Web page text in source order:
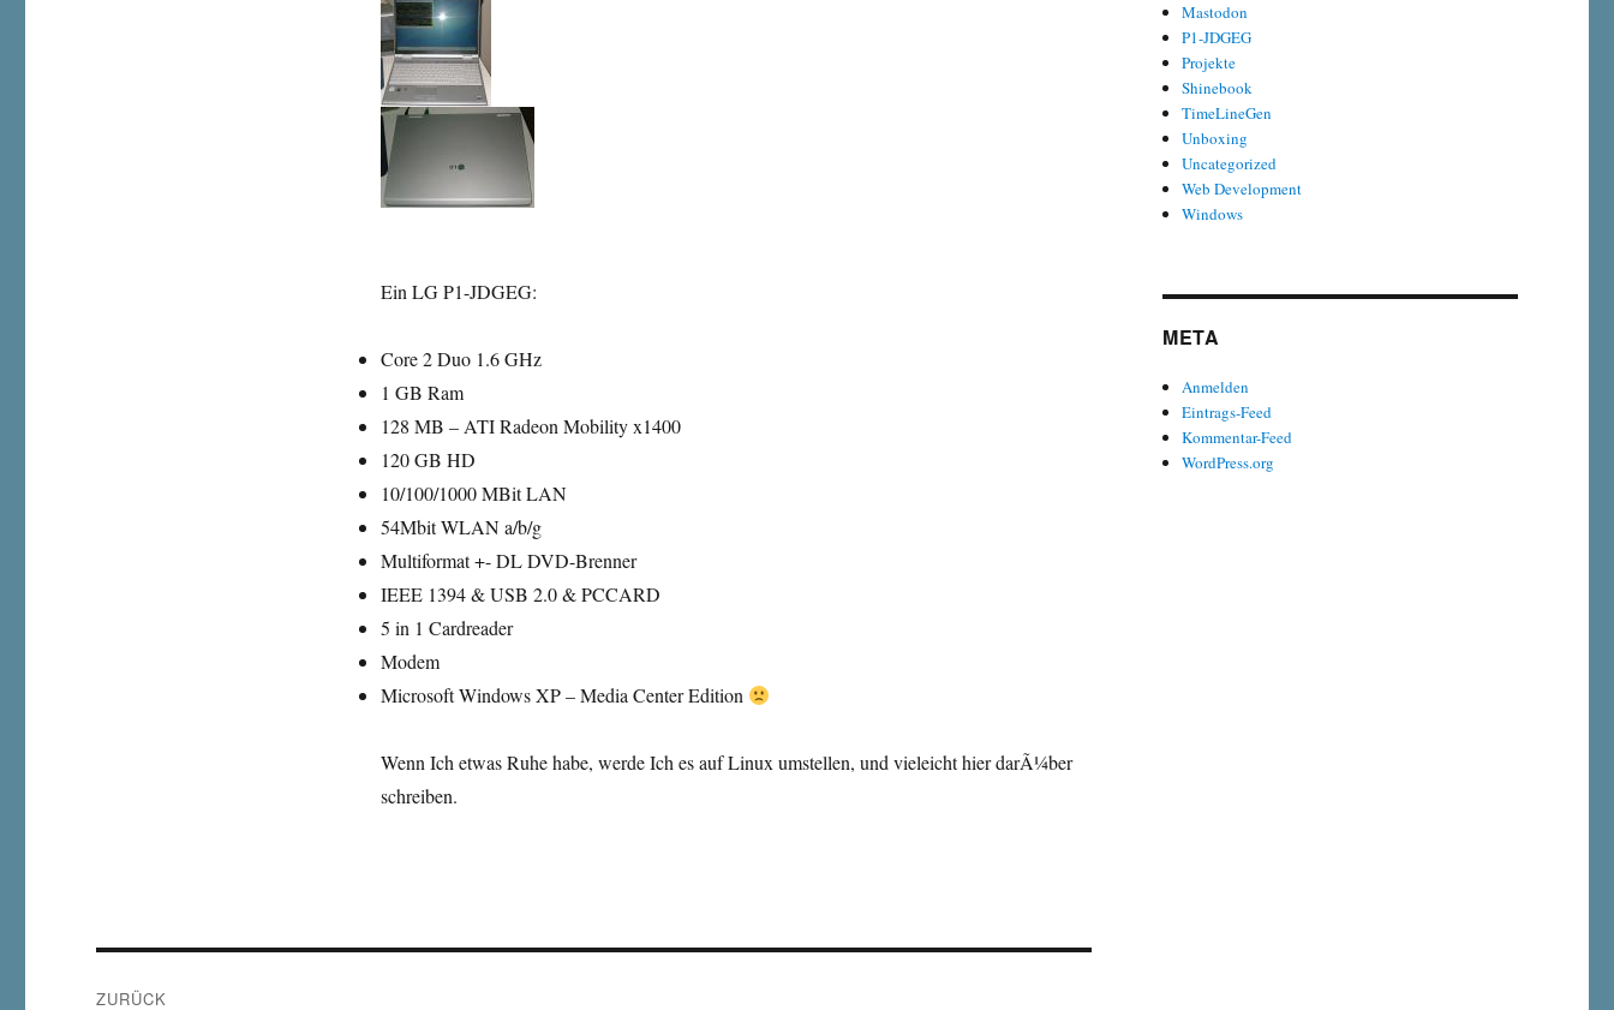
Ein LG P1-JDGEG:
Core 2 Duo 1.6 GHz
1 GB Ram
128 MB – ATI Radeon Mobility x1400
120 GB HD
10/100/1000 MBit LAN
54Mbit WLAN a/b/g
Multiformat +- DL DVD-Brenner
IEEE 1394 & USB 2.0 & PCCARD
5 in 1 Cardreader
Modem
Microsoft Windows XP – Media Center Edition
Wenn Ich etwas Ruhe habe, werde Ich es auf Linux umstellen, und vieleicht hier darÃ¼ber
schreiben.
ZURÜCK
Mastodon
P1-JDGEG
Projekte
Shinebook
TimeLineGen
Unboxing
Uncategorized
Web Development
Windows
META
Anmelden
Eintrags-Feed
Kommentar-Feed
WordPress.org